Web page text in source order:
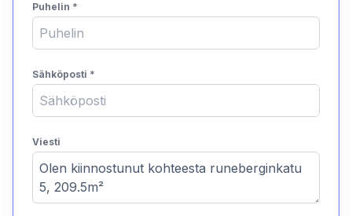
Puhelin *
Sähköposti *
Viesti